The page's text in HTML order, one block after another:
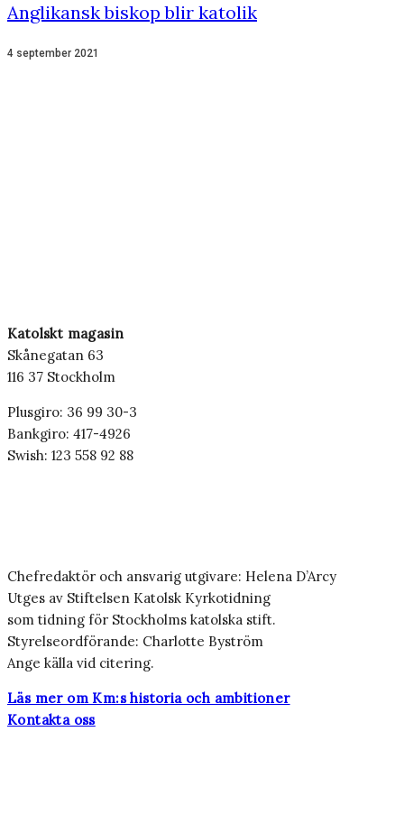
Anglikansk biskop blir katolik
4 september 2021
Katolskt magasin
Skånegatan 63
116 37 Stockholm
Plusgiro: 36 99 30-3
Bankgiro: 417-4926
Swish: 123 558 92 88
Chefredaktör och ansvarig utgivare: Helena D’Arcy
Utges av Stiftelsen Katolsk Kyrkotidning
som tidning för Stockholms katolska stift.
Styrelseordförande: Charlotte Byström
Ange källa vid citering.
Läs mer om Km:s historia och ambitioner
Kontakta oss